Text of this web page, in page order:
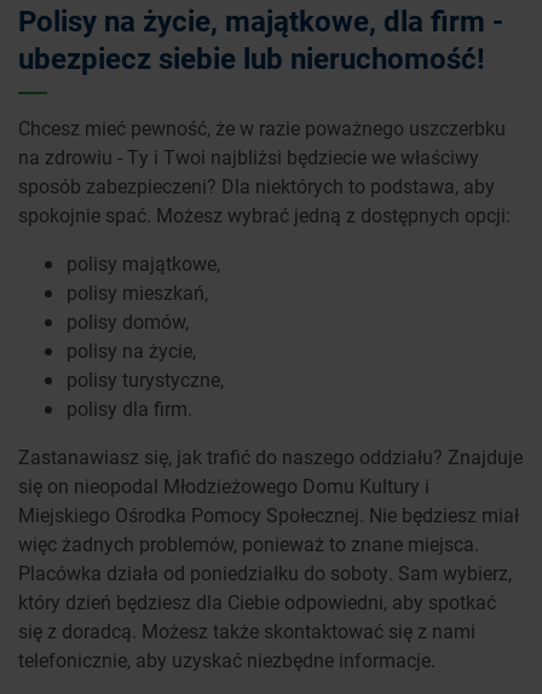
Polisy na życie, majątkowe, dla firm -
ubezpiecz siebie lub nieruchomość!
Chcesz mieć pewność, że w razie poważnego uszczerbku
na zdrowiu - Ty i Twoi najbliżsi będziecie we właściwy
sposób zabezpieczeni? Dla niektórych to podstawa, aby
spokojnie spać. Możesz wybrać jedną z dostępnych opcji:
polisy majątkowe,
polisy mieszkań,
polisy domów,
polisy na życie,
polisy turystyczne,
polisy dla firm.
Zastanawiasz się, jak trafić do naszego oddziału? Znajduje
się on nieopodal Młodzieżowego Domu Kultury i
Miejskiego Ośrodka Pomocy Społecznej. Nie będziesz miał
więc żadnych problemów, ponieważ to znane miejsca.
Placówka działa od poniedziałku do soboty. Sam wybierz,
który dzień będziesz dla Ciebie odpowiedni, aby spotkać
się z doradcą. Możesz także skontaktować się z nami
telefonicznie, aby uzyskać niezbędne informacje.